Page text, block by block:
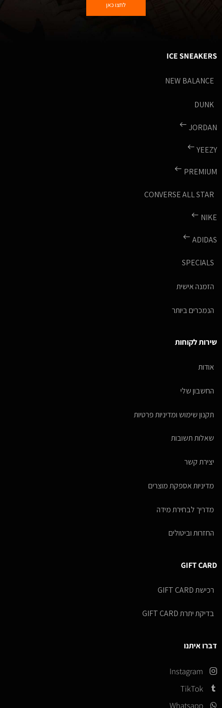
לחצו כאן
ICE SNEAKERS
NEW BALANCE
DUNK
JORDAN
YEEZY
PREMIUM
CONVERSE ALL STAR
NIKE
ADIDAS
SPECIALS
הזמנה אישית
הנמכרים ביותר
שירות לקוחות
אודות
החשבון שלי
תקנון שימוש ומדיניות פרטיות
שאלות תשובות
יצירת קשר
מדיניות אספקת מוצרים
מדריך לבחירת מידה
החזרות וביטולים
GIFT CARD
רכישת GIFT CARD
בדיקת יתרת GIFT CARD
דברו איתנו
Instagram
TikTok
Whatsapp